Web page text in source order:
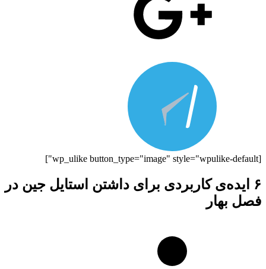
[wp_ulike button_type="image" style="wpulike-default"]
۶ ایده‌ی کاربردی برای داشتن استایل جین در
فصل بهار